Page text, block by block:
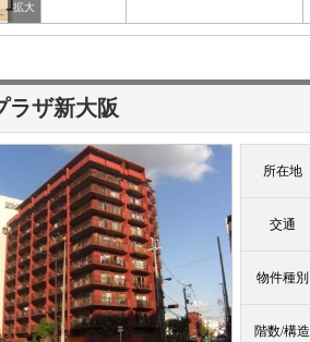
ラザ新大阪
所在地
交通
物件種別
階数/構造